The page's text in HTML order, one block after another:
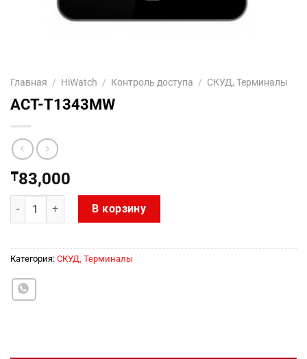
Главная / HiWatch / Контроль доступа / СКУД, Терминалы
ACT-T1343MW
₸83,000
Количество товара ACT-T1343MW
В корзину
Категория: СКУД, Терминалы